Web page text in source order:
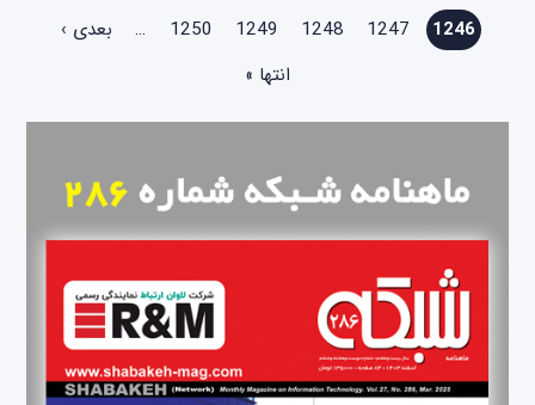
1246
1247
1248
1249
1250
…
بعدی ›
انتها »